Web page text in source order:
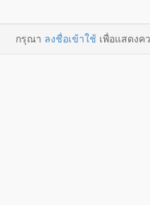
กรุณา ลงชื่อเข้าใช้เพื่อแสดงค